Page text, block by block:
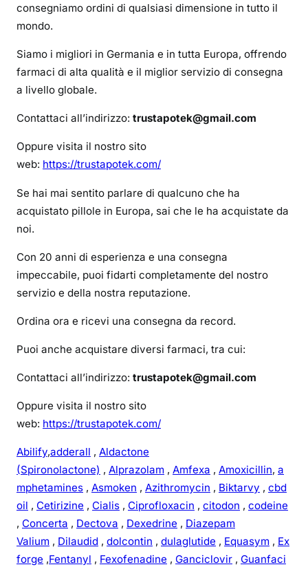
u
t
a
A
r
a
s
e
a
c
consegniamo ordini di qualsiasi dimensione in tutto il
mondo.
Siamo i migliori in Germania e in tutta Europa, offrendo
farmaci di alta qualità e il miglior servizio di consegna
a livello globale.
Contattaci all’indirizzo: trustapotek@gmail.com
Oppure visita il nostro sito
web: https://trustapotek.com/
Se hai mai sentito parlare di qualcuno che ha
acquistato pillole in Europa, sai che le ha acquistate da
noi.
Con 20 anni di esperienza e una consegna
impeccabile, puoi fidarti completamente del nostro
servizio e della nostra reputazione.
Ordina ora e ricevi una consegna da record.
Puoi anche acquistare diversi farmaci, tra cui:
Contattaci all’indirizzo: trustapotek@gmail.com
Oppure visita il nostro sito
web: https://trustapotek.com/
Abilify,adderall , Aldactone
(Spironolactone) , Alprazolam , Amfexa , Amoxicillin, a
mphetamines , Asmoken , Azithromycin , Biktarvy , cbd
oil , Cetirizine , Cialis , Ciprofloxacin , citodon , codeine
, Concerta , Dectova , Dexedrine , Diazepam
Valium , Dilaudid , dolcontin , dulaglutide , Equasym , Ex
forge ,Fentanyl , Fexofenadine , Ganciclovir , Guanfaci